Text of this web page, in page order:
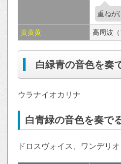
重ねが
黄黄黄 高周波（
白緑青の音色を奏
ウラナイオカリナ
白青緑の音色を奏で
ドロスヴォイス、ワンデリ